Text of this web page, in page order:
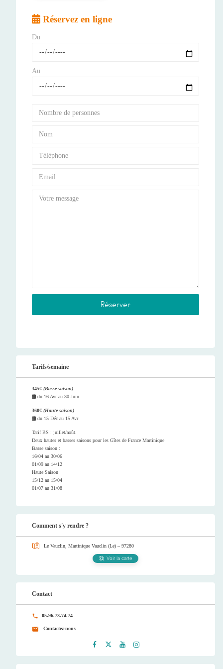
Réservez en ligne
Du
Au
Tarifs/semaine
345€ (Basse saison)
du 16 Avrau 30 Juin
360€ (Haute saison)
du 15 Déc au 15 Avr
Tarif BS : juillet/août.
Deux hautes et basses saisons pour les Gîtes de France Martinique
Basse saison :
16/04 au 30/06
01/09 au 14/12
Haute Saison
15/12 au 15/04
01/07 au 31/08
Comment s'y rendre ?
Le Vauclin, Martinique Vauclin (Le) – 97280
Voir la carte
Contact
05.96.73.74.74
Contactez-nous